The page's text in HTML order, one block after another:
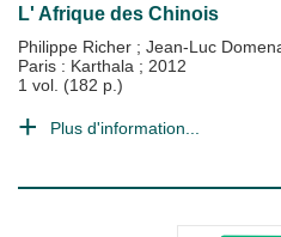
L' Afrique des Chinois
Philippe Richer ; Jean-Luc
Paris : Karthala ; 2012
1 vol. (182 p.)
Plus d'information...